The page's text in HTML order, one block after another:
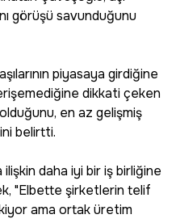
görüşü savunduğunu
piyasaya girdiğine
dikkati çeken
en az gelişmiş
belirtti.
ilişkin daha iyi bir iş birliğine
"Elbette şirketlerin telif
ama ortak üretim